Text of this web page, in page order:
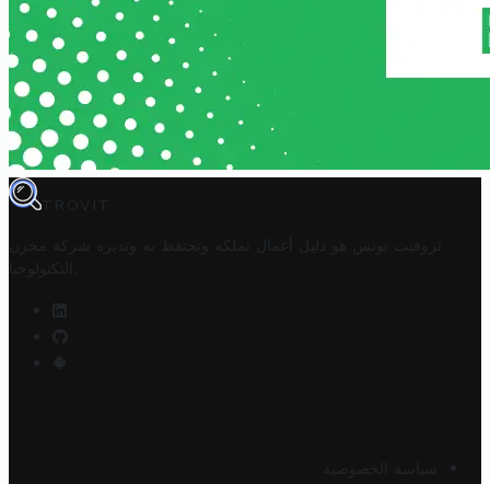
TROVIT
تروفيت تونس هو دليل أعمال تملكه وتحتفظ به وتديره
شركة مخزن
التكنولوجيا
سياسة الخصوصية